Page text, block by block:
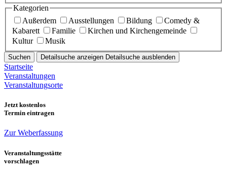
Kategorien
Außerdem
Ausstellungen Bildung
Comedy &
Kabarett
Familie
Kirchen und Kirchengemeinde
Kultur
Musik
Suchen Detailsuche anzeigen Detailsuche ausblenden
Startseite
Veranstaltungen
Veranstaltungsorte
Jetzt kostenlos
Termin eintragen
Zur Weberfassung
Veranstaltungsstätte
vorschlagen